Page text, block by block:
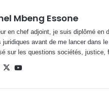
Mbeng Essone
en chef adjoint, je suis diplômé
juridiques avant de me lancer dans
sur les questions sociétés,
Facebook
X